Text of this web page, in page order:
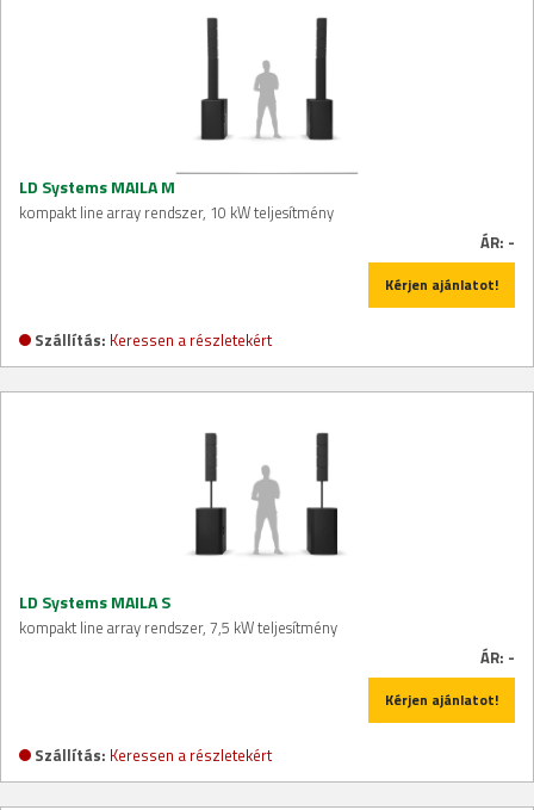
LD Systems MAILA M
kompakt line array rendszer, 10 kW teljesítmény
ÁR: -
Kérjen ajánlatot!
Szállítás: Keressen a részletekért
LD Systems MAILA S
kompakt line array rendszer, 7,5 kW teljesítmény
ÁR: -
Kérjen ajánlatot!
Szállítás: Keressen a részletekért